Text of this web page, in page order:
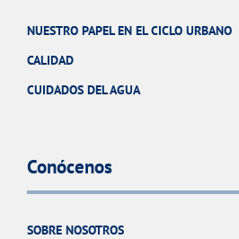
NUESTRO PAPEL EN EL CICLO URBANO
CALIDAD
CUIDADOS DEL AGUA
Conócenos
SOBRE NOSOTROS